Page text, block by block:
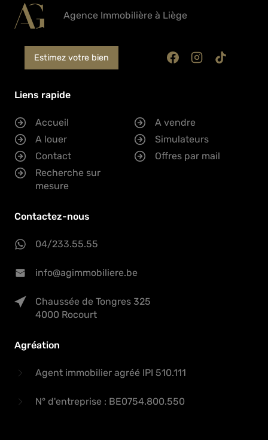
Agence Immobilière à Liège
Estimez votre bien
Liens rapide
Accueil
A vendre
A louer
Simulateurs
Contact
Offres par mail
Recherche sur
mesure
Contactez-nous
04/233.55.55
info@agimmobiliere.be
Chaussée de Tongres 325
4000 Rocourt
Agréation
Agent immobilier agréé IPI 510.111
N° d'entreprise : BE0754.800.550